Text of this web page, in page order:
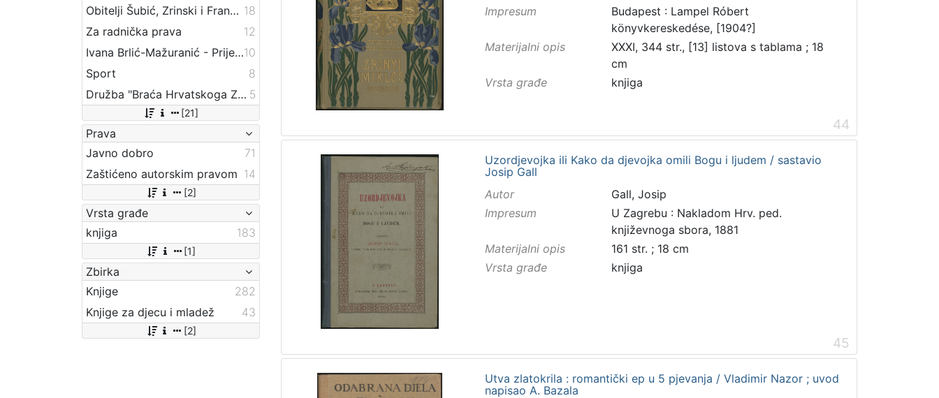
Obitelji Šubić, Zrinski i Frankopan 18
Za radnička prava
12
Ivana Brlić-Mažuranić - Prijevodi10
Sport
8
Družba "Braća Hrvatskoga Zmaja" 5
[21]
Prava
Javno dobro
71
Zaštićeno autorskim pravom 14
[2]
Vrsta građe
knjiga
183
[1]
Zbirka
Knjige
282
Knjige za djecu i mladež
43
[2]
Impresum
Budapest : Lampel Róbert
könyvkereskedése, [1904?]
Materijalni opis
XXXI, 344 str., [13] listova s tablama ; 18
cm
Vrsta građe
knjiga
44
Uzordjevojka ili Kako da djevojka omili Bogu i ljudem / sastavio
Josip Gall
Autor
Gall, Josip
Impresum
U Zagrebu : Nakladom Hrv. ped.
književnoga sbora, 1881
Materijalni opis
161 str. ; 18 cm
Vrsta građe
knjiga
45
Utva zlatokrila : romantički ep u 5 pjevanja / Vladimir Nazor ; uvod
napisao A. Bazala